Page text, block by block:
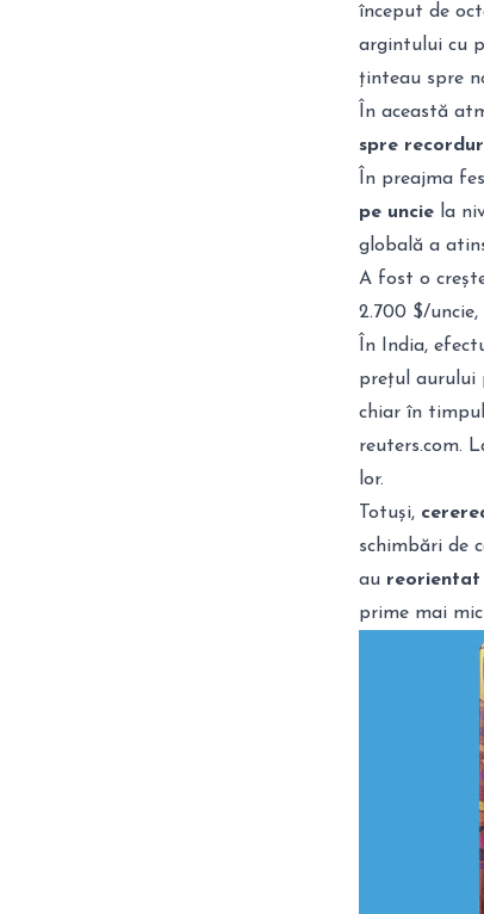
început de
argintului cu
ținteau spre
În această
spre
În preajma
pe uncie la
globală a
A fost o
2.700 $/
În India,
prețul aurului
chiar în
reuters.com.
lor.
Totuși,
schimbări de
au reorientat
prime mai